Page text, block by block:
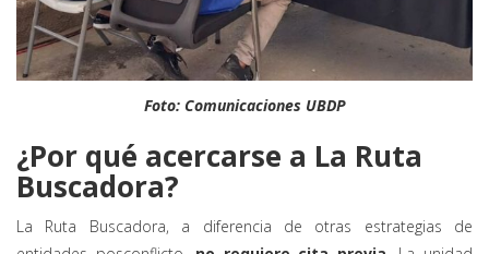
Foto: Comunicaciones UBDP
¿Por qué acercarse a La Ruta
Buscadora?
La Ruta Buscadora, a diferencia de otras estrategias de